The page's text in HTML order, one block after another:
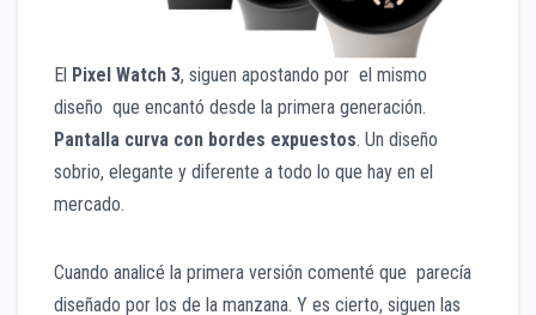
El Pixel Watch 3, siguen apostando por el mismo
diseño que encantó desde la primera generación.
Pantalla curva con bordes expuestos. Un diseño
sobrio, elegante y diferente a todo lo que hay en el
mercado.
Cuando analicé la primera versión comenté que parecía
diseñado por los de la manzana. Y es cierto, siguen las